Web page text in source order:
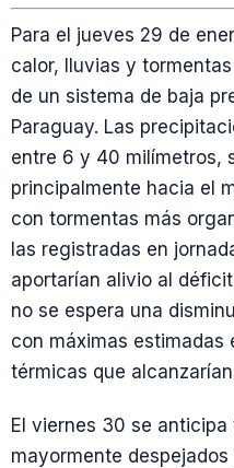
Para el jueves 29 de
calor, lluvias y
de un sistema de baja
Paraguay. Las
entre 6 y 40 milímetros,
principalmente hacia el
con tormentas más
las registradas en
aportarían alivio al
no se espera una
con máximas estimadas
térmicas que
El viernes 30 se
mayormente